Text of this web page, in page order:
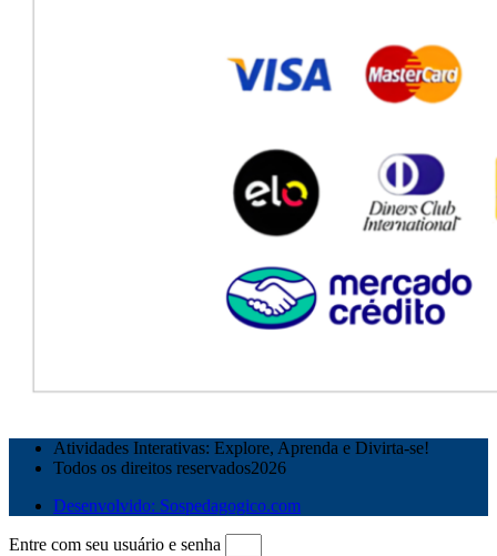
Atividades Interativas: Explore, Aprenda e Divirta-se!
Todos os direitos reservados2026
Desenvolvido: Sospedagogico.com
Entre com seu usuário e senha